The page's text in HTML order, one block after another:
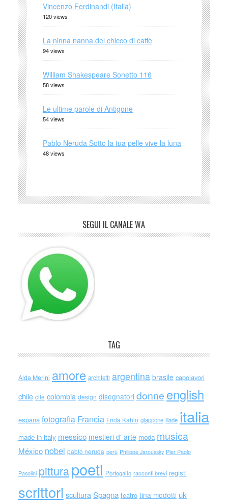
Vincenzo Ferdinandi (Italia)
120 views
La ninna nanna del chicco di caffè
94 views
William Shakespeare Sonetto 116
58 views
Le ultime parole di Antigone
54 views
Pablo Neruda Sotto la tua pelle vive la luna
48 views
SEGUI IL CANALE WA
TAG
Alda Merini amore architetti argentina brasile capolavori
chile cile colombia design disegnatori donne english
espana fotografia Francia Frida Kahlo giappone iliade italia
made in italy messico mestieri d' arte moda musica
México nobel pablo neruda perù Philippe Jaroussky Pier Paolo
Pasolini pitturapoeti Portogallo racconti brevi registi
scrittori scultura Spagna teatro tina modotti uk